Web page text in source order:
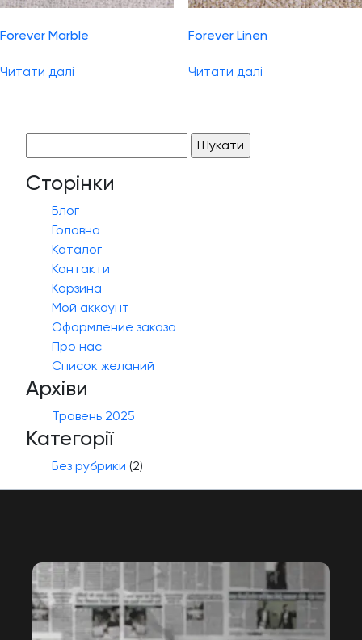
Forever Marble
Читати далі
Forever Linen
Читати далі
Сторінки
Блог
Головна
Каталог
Контакти
Корзина
Мой аккаунт
Оформление заказа
Про нас
Список желаний
Архіви
Травень 2025
Категорії
Без рубрики (2)